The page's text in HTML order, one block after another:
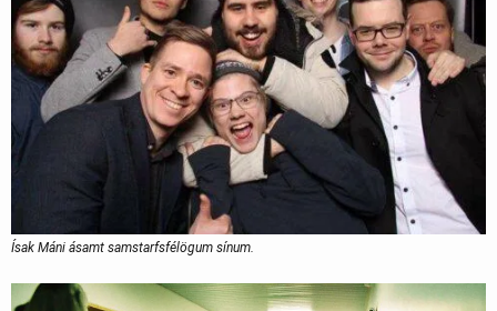
Ísak Máni ásamt samstarfsfélögum sínum.